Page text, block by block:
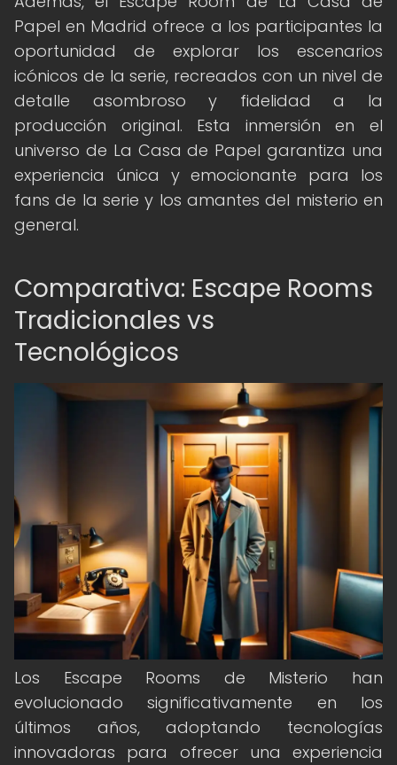
Papel en Madrid ofrece a los participantes la
oportunidad de explorar los escenarios
icónicos de la serie, recreados con un nivel de
detalle asombroso y fidelidad a la
producción original. Esta inmersión en el
universo de La Casa de Papel garantiza una
experiencia única y emocionante para los
fans de la serie y los amantes del misterio en
general.
Comparativa: Escape Rooms
Tradicionales vs
Tecnológicos
Los Escape Rooms de Misterio han
evolucionado significativamente en los
últimos años, adoptando tecnologías
innovadoras para ofrecer una experiencia